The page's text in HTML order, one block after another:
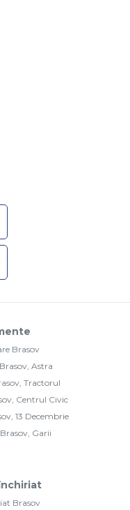
Brasov
Astra
Tractorul
Centrul Civic
13 Decembrie
Garii
Brasov